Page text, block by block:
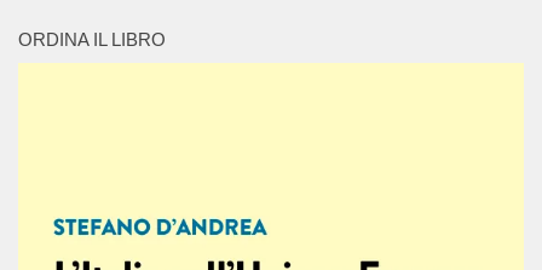
ORDINA IL LIBRO